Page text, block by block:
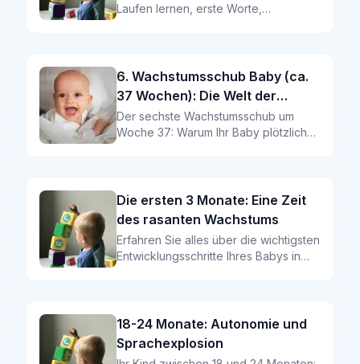
Laufen lernen, erste Worte,
6. Wachstumsschub Baby (ca.
37 Wochen): Die Welt der
Kategorien
Der sechste Wachstumsschub um
Woche 37: Warum Ihr Baby plötzlich
evidenzbasierten Tipps.
Die ersten 3 Monate: Eine Zeit
des rasanten Wachstums
Erfahren Sie alles über die wichtigsten
Entwicklungsschritte Ihres Babys in
18-24 Monate: Autonomie und
Sprachexplosion